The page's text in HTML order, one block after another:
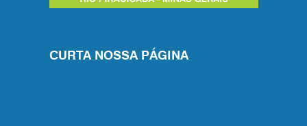
CURTA NOSSA PÁGINA